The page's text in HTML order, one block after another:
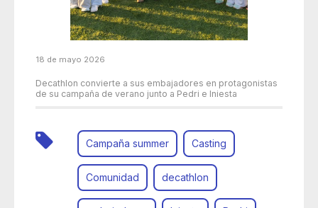
18 de mayo 2026
Decathlon convierte a sus embajadores en protagonistas
de su campaña de verano junto a Pedri e Iniesta
Campaña summer Casting
Comunidad decathlon